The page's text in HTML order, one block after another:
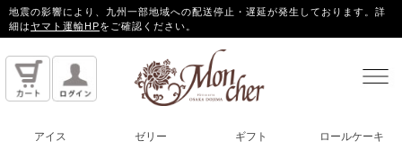
地震の影響により、九州一部地域への配送停止・遅延が発生しております。詳
細はヤマト運輸HPをご確認ください。
アイス ゼリー ギフト ロールケーキ